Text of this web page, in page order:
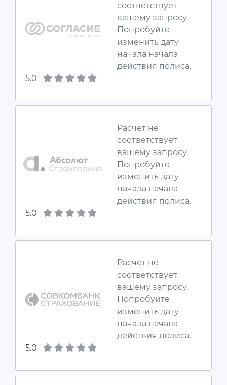
соответствует
вашему запросу.
Попробуйте
изменить дату
начала начала
действия полиса.
5.0
Расчет не
соответствует
вашему запросу.
Попробуйте
изменить дату
начала начала
действия полиса.
5.0
Расчет не
соответствует
вашему запросу.
Попробуйте
изменить дату
начала начала
действия полиса.
5.0